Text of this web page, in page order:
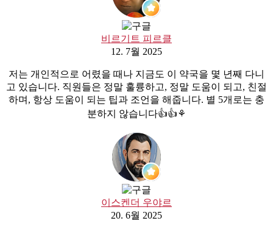
비르기트 피르클
12. 7월 2025
저는 개인적으로 어렸을 때나 지금도 이 약국을 몇 년째 다니
고 있습니다. 직원들은 정말 훌륭하고, 정말 도움이 되고, 친절
하며, 항상 도움이 되는 팁과 조언을 해줍니다. 별 5개로는 충
분하지 않습니다👍👍⚘️
이스켄더 우야르
20. 6월 2025